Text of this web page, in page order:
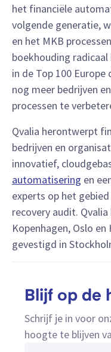
het financiële
volgende generatie,
en het MKB
boekhouding
in de Top 100
nog meer bedrijven
processen te
Qvalia herontwerpt
bedrijven en
innovatief,
automatisering en
experts op het
recovery audit.
Kopenhagen, Oslo
gevestigd in
Blijf op de
Schrijf je in voor
hoogte te blijven